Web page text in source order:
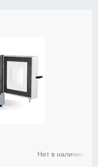
Нет в наличии